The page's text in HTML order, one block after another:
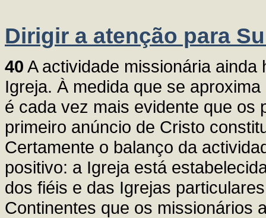
Dirigir a atenção para
40 A actividade missionária
Igreja. À medida que se
é cada vez mais evidente que os
primeiro anúncio de Cristo
Certamente o balanço da
positivo: a Igreja está
dos fiéis e das Igrejas
Continentes que os missionários